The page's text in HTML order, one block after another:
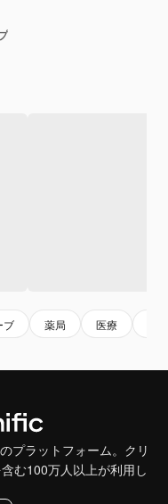
ブ 薬局 医療
プラットフォーム。クリ
む100万人以上が利用し